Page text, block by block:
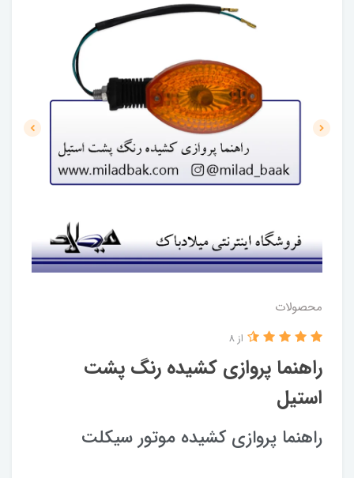
محصولات
راهنما پروازی کشیده رنگ پشت
استیل
از 8
راهنما پروازی کشیده موتور سیکلت